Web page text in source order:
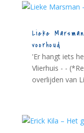
Lieke
voorhoud
'Er hangt iets
Vlierhuis - -
overlijden van